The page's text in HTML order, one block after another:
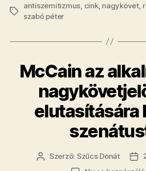
Címkék
antiszemitizmus cink, nagykövet,
szabó péter
McCain az
elutasítására
Bejegyzés
Szerző: Szűcs Donát